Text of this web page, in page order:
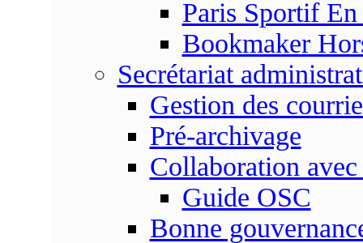
Paris Sportif
Bookmaker
Secrétariat
Gestion des
Pré-archivage
Collaboration
Guide OSC
Bonne